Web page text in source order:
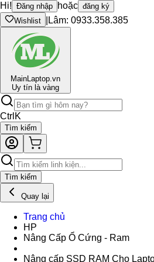
Hi! Đăng nhập hoặc đăng ký
Wishlist
Lâm: 0933.358.385
MainLaptop.vn
Uy tín là vàng
Ctrl K
Tìm kiếm
Tìm kiếm
Quay lại
Trang chủ
HP
Nâng Cấp Ổ Cứng - Ram
Nâng cấp SSD RAM Cho